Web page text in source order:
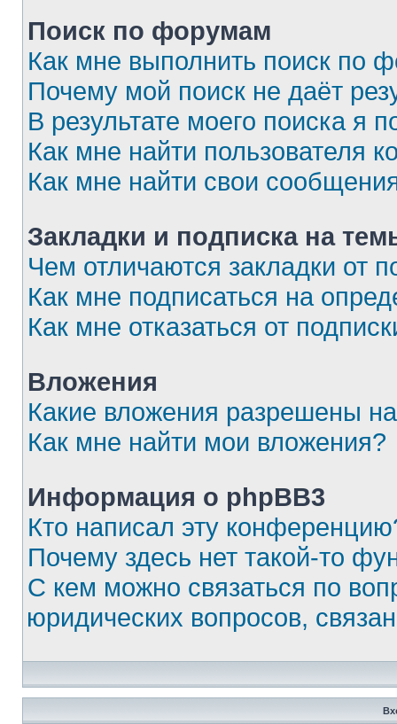
Поиск по форумам
Как мне выполнить поиск по
Почему мой поиск не даёт
В результате моего поиска я
Как мне найти пользователя
Как мне найти свои
Закладки и подписка на
Чем отличаются закладки от
Как мне подписаться на
Как мне отказаться от
Вложения
Какие вложения разрешены
Как мне найти мои вложения?
Информация о phpBB3
Кто написал эту
Почему здесь нет такой-то
С кем можно связаться по
юридических вопросов,